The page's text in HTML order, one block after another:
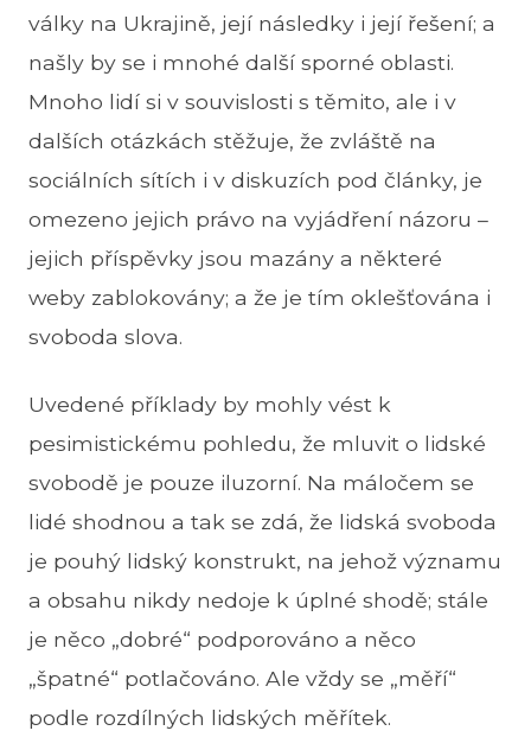
války na Ukrajině, její následky i její řešení; a
našly by se i mnohé další sporné oblasti.
Mnoho lidí si v souvislosti s těmito, ale i v
dalších otázkách stěžuje, že zvláště na
sociálních sítích i v diskuzích pod články, je
omezeno jejich právo na vyjádření názoru –
jejich příspěvky jsou mazány a některé
weby zablokovány; a že je tím oklešťována i
svoboda slova.
Uvedené příklady by mohly vést k
pesimistickému pohledu, že mluvit o lidské
svobodě je pouze iluzorní. Na máločem se
lidé shodnou a tak se zdá, že lidská svoboda
je pouhý lidský konstrukt, na jehož významu
a obsahu nikdy nedoje k úplné shodě; stále
je něco „dobré“ podporováno a něco
„špatné“ potlačováno. Ale vždy se „měří“
podle rozdílných lidských měřítek.